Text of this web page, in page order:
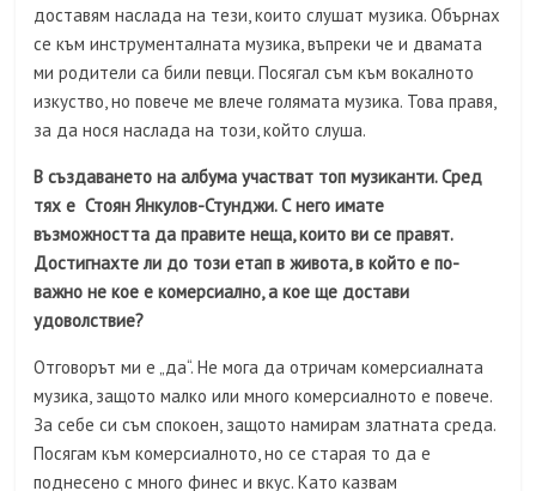
доставям наслада на тези, които слушат музика. Обърнах
се към инструменталната музика, въпреки че и двамата
ми родители са били певци. Посягал съм към вокалното
изкуство, но повече ме влече голямата музика. Това правя,
за да нося наслада на този, който слуша.
В създаването на албума участват топ музиканти. Сред
тях е Стоян Янкулов-Стунджи. С него имате
възможността да правите неща, които ви се правят.
Достигнахте ли до този етап в живота, в който е по-
важно не кое е комерсиално, а кое ще достави
удоволствие?
Отговорът ми е „да“. Не мога да отричам комерсиалната
музика, защото малко или много комерсиалното е повече.
За себе си съм спокоен, защото намирам златната среда.
Посягам към комерсиалното, но се старая то да е
поднесено с много финес и вкус. Като казвам